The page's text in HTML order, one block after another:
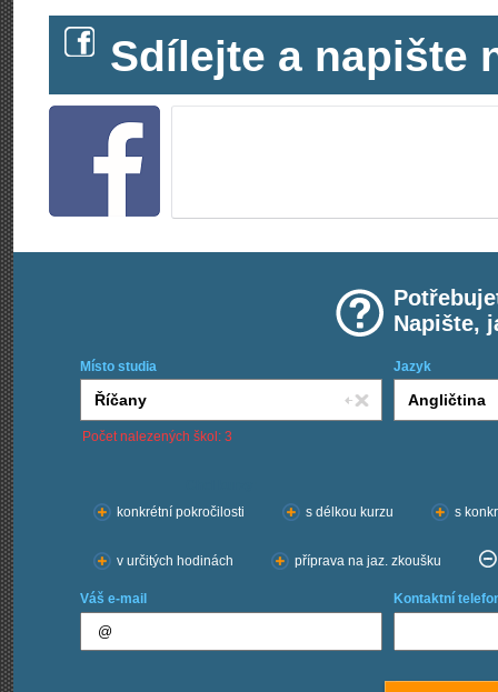
Sdílejte a napište
Napište,
Místo studia Jazyk
Počet nalezených škol: 3
konkrétní pokročilosti
s délkou kurzu s
v určitých hodinách příprava na jaz. zkoušku
Váš e-mail Kontaktní